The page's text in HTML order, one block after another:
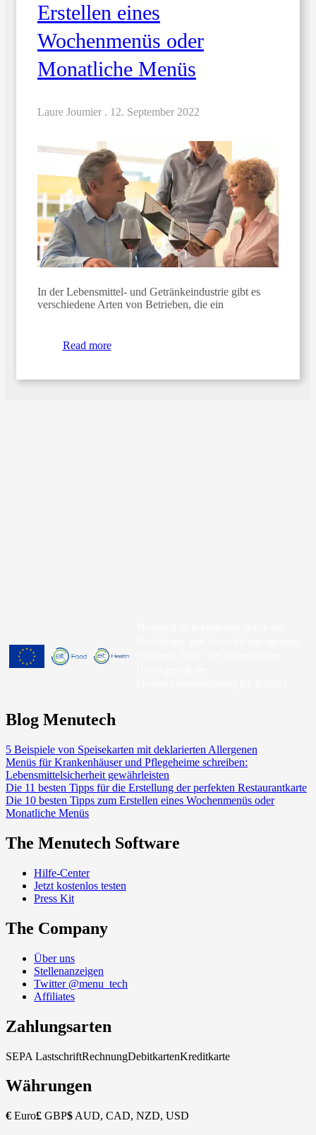
Erstellen eines
Wochenmenüs oder
Monatliche Menüs
Laure Joumier . 12. September 2022
In der Lebensmittel- und Getränkeindustrie gibt es
verschiedene Arten von Betrieben, die ein
Read more
Blog Menutech
5 Beispiele von Speisekarten mit deklarierten Allergenen
Menüs für Krankenhäuser und Pflegeheime schreiben:
Lebensmittelsicherheit gewährleisten
Die 11 besten Tipps für die Erstellung der perfekten Restaurantkarte
Die 10 besten Tipps zum Erstellen eines Wochenmenüs oder
Monatliche Menüs
The Menutech Software
Hilfe-Center
Jetzt kostenlos testen
Press Kit
The Company
Über uns
Stellenanzeigen
Twitter @menu_tech
Affiliates
Zahlungsarten
SEPA LastschriftRechnungDebitkartenKreditkarte
Währungen
€ Euro£ GBP$ AUD, CAD, NZD, USD